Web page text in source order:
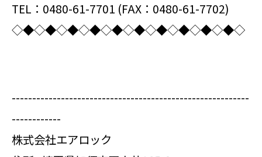
TEL：0480-61-7701 (FAX：0480-61-7702)
◇◆◇◆◇◆◇◆◇◆◇◆◇◆◇◆◇◆◇◆◇
----------------------------------------------------------
------------
株式会社エアロック